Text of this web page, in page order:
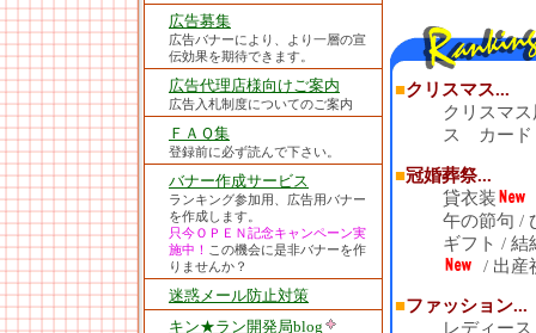
広告募集
広告バナーにより、より一層の宣
伝効果を期待できます。
広告代理店様向けご案内
広告入札制度についてのご案内
ＦＡＱ集
登録前に必ず読んで下さい。
バナー作成サービス
ランキング参加用、広告用バナー
を作成します。
只今ＯＰＥＮ記念キャンペーン実
施中！
この機会に是非バナーを作
りませんか？
迷惑メール防止対策
キン★ラン開発局blog
■クリスマス...
クリスマ
ス カード
■冠婚葬祭...
貸衣装
午の節句 /
ギフト / 結
/ 出産
■ファッション...
レディース